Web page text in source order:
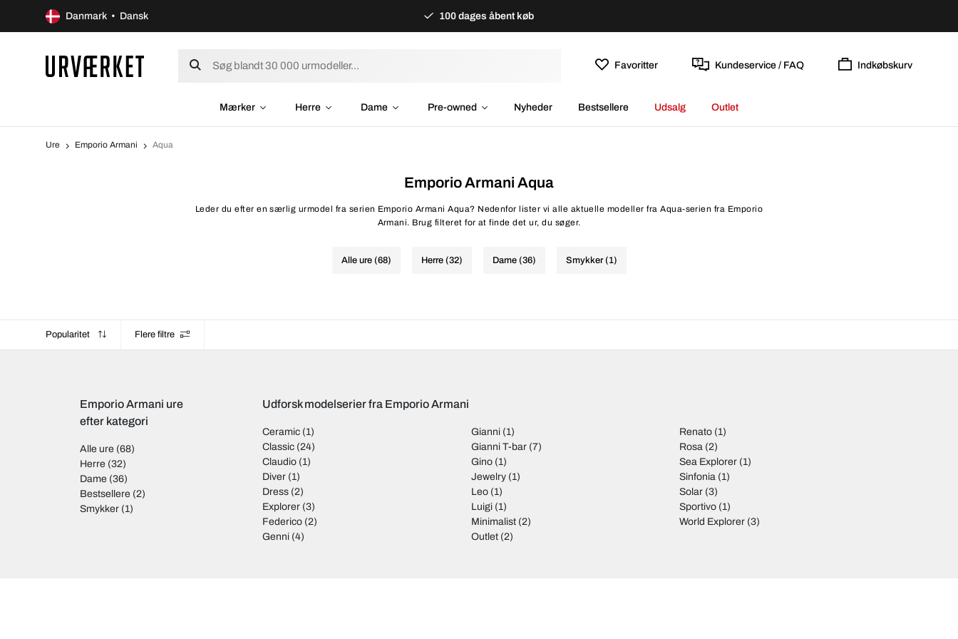
Danmark • Dansk 100 dages åbent køb
Favoritter Kundeservice / FAQ Indkøbskurv
Mærker Herre Dame Pre-owned Nyheder Bestsellere Udsalg Outlet
Ure Emporio Armani Aqua
Emporio Armani Aqua
Leder du efter en særlig urmodel fra serien Emporio Armani Aqua? Nedenfor lister vi alle aktuelle modeller fra Aqua-serien fra Emporio
Armani. Brug filteret for at finde det ur, du søger.
Alle ure (68) Herre (32) Dame (36) Smykker (1)
Popularitet Flere filtre
Emporio Armani ure
efter kategori
Alle ure (68)
Herre (32)
Dame (36)
Bestsellere (2)
Smykker (1)
Udforsk modelserier fra Emporio Armani
Ceramic (1)
Classic (24)
Claudio (1)
Diver (1)
Dress (2)
Explorer (3)
Federico (2)
Genni (4)
Gianni(1)
Gianni T-bar(7)
Gino(1)
Jewelry(1)
Leo(1)
Luigi(1)
Minimalist(2)
Outlet(2)
Renato (1)
Rosa (2)
Sea Explorer (1)
Sinfonia (1)
Solar (3)
Sportivo (1)
World Explorer (3)